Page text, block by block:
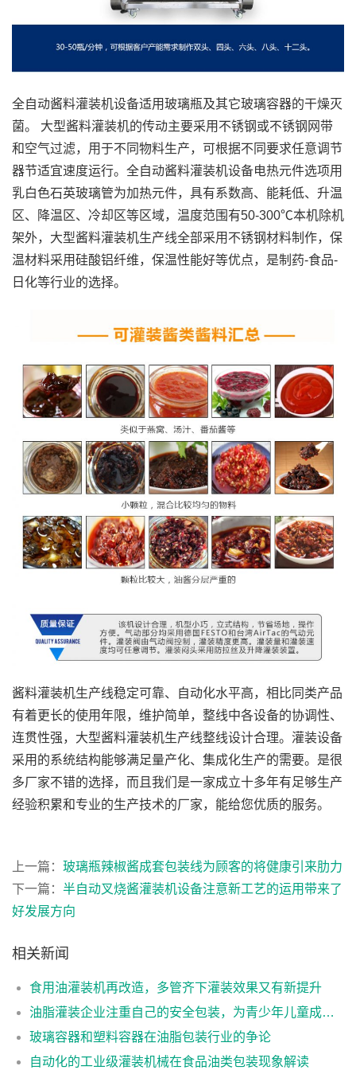
全自动酱料灌装机设备适用玻璃瓶及其它玻璃容器的干燥灭
菌。 大型酱料灌装机的传动主要采用不锈钢或不锈钢网带
和空气过滤，用于不同物料生产，可根据不同要求任意调节
器节适宜速度运行。全自动酱料灌装机设备电热元件选项用
乳白色石英玻璃管为加热元件，具有系数高、能耗低、升温
区、降温区、冷却区等区域，温度范围有50-300℃本机除机
架外，大型酱料灌装机生产线全部采用不锈钢材料制作，保
温材料采用硅酸铝纤维，保温性能好等优点，是制药-食品-
日化等行业的选择。
酱料灌装机生产线稳定可靠、自动化水平高，相比同类产品
有着更长的使用年限，维护简单，整线中各设备的协调性、
连贯性强，大型酱料灌装机生产线整线设计合理。灌装设备
采用的系统结构能够满足量产化、集成化生产的需要。是很
多厂家不错的选择，而且我们是一家成立十多年有足够生产
经验积累和专业的生产技术的厂家，能给您优质的服务。
上一篇： 玻璃瓶辣椒酱成套包装线为顾客的将健康引来肋力
下一篇： 半自动叉烧酱灌装机设备注意新工艺的运用带来了
好发展方向
相关新闻
食用油灌装机再改造，多管齐下灌装效果又有新提升
油脂灌装企业注重自己的安全包装，为青少年儿童成长打造不可逾越的防火墙
玻璃容器和塑料容器在油脂包装行业的争论
自动化的工业级灌装机械在食品油类包装现象解读